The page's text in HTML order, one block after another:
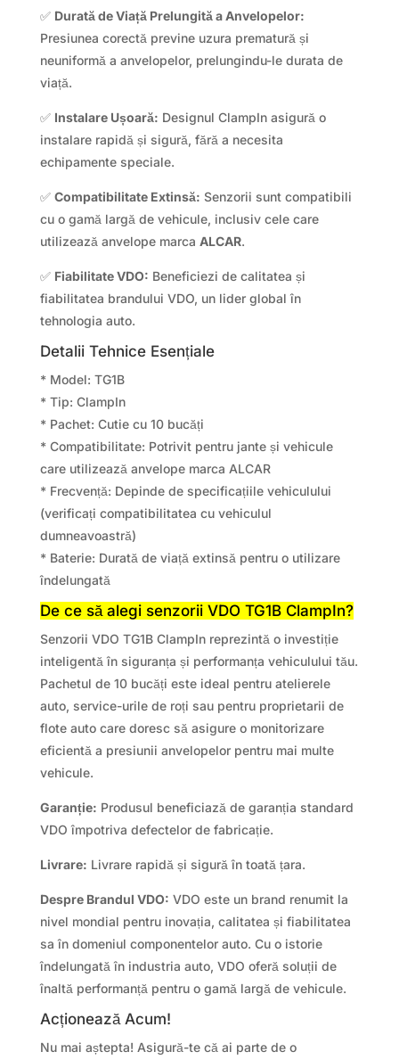
✅ Durată de Viață Prelungită a Anvelopelor:
Presiunea corectă previne uzura prematură și
neuniformă a anvelopelor, prelungindu-le durata de
viață.
✅ Instalare Ușoară: Designul ClampIn asigură o
instalare rapidă și sigură, fără a necesita
echipamente speciale.
✅ Compatibilitate Extinsă: Senzorii sunt compatibili
cu o gamă largă de vehicule, inclusiv cele care
utilizează anvelope marca ALCAR.
✅ Fiabilitate VDO: Beneficiezi de calitatea și
fiabilitatea brandului VDO, un lider global în
tehnologia auto.
Detalii Tehnice Esențiale
* Model: TG1B
* Tip: ClampIn
* Pachet: Cutie cu 10 bucăți
* Compatibilitate: Potrivit pentru jante și vehicule
care utilizează anvelope marca ALCAR
* Frecvență: Depinde de specificațiile vehiculului
(verificați compatibilitatea cu vehiculul
dumneavoastră)
* Baterie: Durată de viață extinsă pentru o utilizare
îndelungată
De ce să alegi senzorii VDO TG1B ClampIn?
Senzorii VDO TG1B ClampIn reprezintă o investiție
inteligentă în siguranța și performanța vehiculului tău.
Pachetul de 10 bucăți este ideal pentru atelierele
auto, service-urile de roți sau pentru proprietarii de
flote auto care doresc să asigure o monitorizare
eficientă a presiunii anvelopelor pentru mai multe
vehicule.
Garanție: Produsul beneficiază de garanția standard
VDO împotriva defectelor de fabricație.
Livrare: Livrare rapidă și sigură în toată țara.
Despre Brandul VDO: VDO este un brand renumit la
nivel mondial pentru inovația, calitatea și fiabilitatea
sa în domeniul componentelor auto. Cu o istorie
îndelungată în industria auto, VDO oferă soluții de
înaltă performanță pentru o gamă largă de vehicule.
Acționează Acum!
Nu mai aștepta! Asigură-te că ai parte de o